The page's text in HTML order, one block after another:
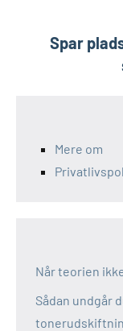
Spar
Mere om
Når teorien
Sådan undgår